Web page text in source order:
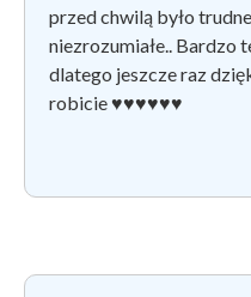
przed chwilą było
niezrozumiałe.. Bardzo
dlatego jeszcze raz
robicie♥♥♥♥♥♥